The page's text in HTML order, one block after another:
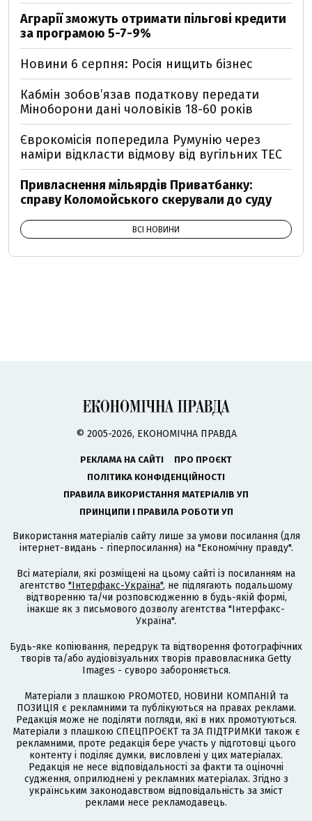
Аграрії зможуть отримати пільгові кредити
за програмою 5-7-9%
Новини 6 серпня: Росія нищить бізнес
Кабмін зобовʼязав податкову передати
Міноборони дані чоловіків 18-60 років
Єврокомісія попередила Румунію через
наміри відкласти відмову від вугільних ТЕС
Привласнення мільярдів Приватбанку:
справу Коломойського скерували до суду
ВСІ НОВИНИ
© 2005-2026, ЕКОНОМІЧНА ПРАВДА
РЕКЛАМА НА САЙТІ
ПРО ПРОЄКТ
ПОЛІТИКА КОНФІДЕНЦІЙНОСТІ
ПРАВИЛА ВИКОРИСТАННЯ МАТЕРІАЛІВ УП
ПРИНЦИПИ І ПРАВИЛА РОБОТИ УП
Використання матеріалів сайту лише за умови посилання (для
інтернет-видань - гіперпосилання) на "Економічну правду".
Всі матеріали, які розміщені на цьому сайті із посиланням на
агентство "Інтерфакс-Україна", не підлягають подальшому
відтворенню та/чи розповсюдженню в будь-якій формі,
інакше як з письмового дозволу агентства "Інтерфакс-
Україна".
Будь-яке копіювання, передрук та відтворення фотографічних
творів та/або аудіовізуальних творів правовласника Getty
Images - суворо забороняється.
Матеріали з плашкою PROMOTED, НОВИНИ КОМПАНІЙ та
ПОЗИЦІЯ є рекламними та публікуються на правах реклами.
Редакція може не поділяти погляди, які в них промотуються.
Матеріали з плашкою СПЕЦПРОЄКТ та ЗА ПІДТРИМКИ також є
рекламними, проте редакція бере участь у підготовці цього
контенту і поділяє думки, висловлені у цих матеріалах.
Редакція не несе відповідальності за факти та оціночні
судження, оприлюднені у рекламних матеріалах. Згідно з
українським законодавством відповідальність за зміст
реклами несе рекламодавець.